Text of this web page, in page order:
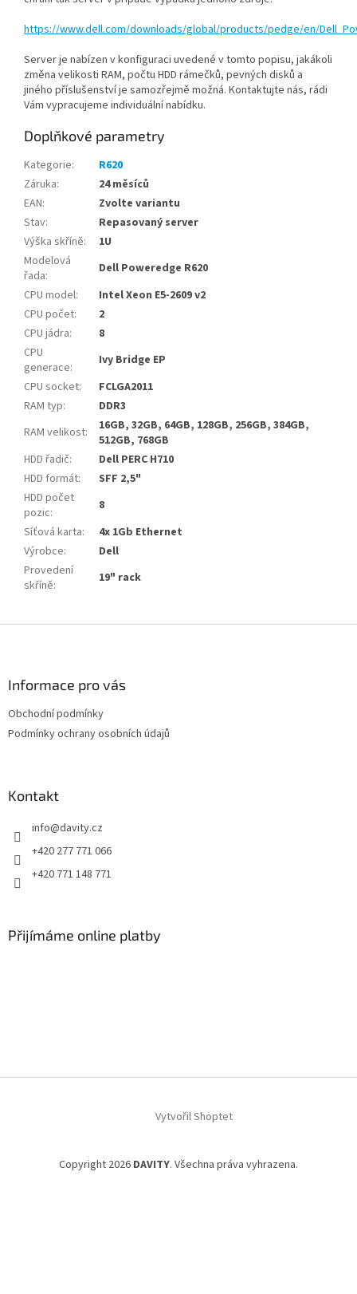
https://www.dell.com/downloads/global/products/pedge/en/
Server je nabízen v konfiguraci uvedené v tomto popisu, jakákoli
změna velikosti RAM, počtu HDD rámečků, pevných disků a
jiného příslušenství je samozřejmě možná. Kontaktujte nás, rádi
Vám vypracujeme individuální nabídku.
Doplňkové parametry
Kategorie:
R620
Záruka:
24 měsíců
EAN:
Zvolte variantu
Stav:
Repasovaný server
Výška skříně:
1U
Modelová
řada:
Dell Poweredge R620
CPU model:
Intel Xeon E5-2609 v2
CPU počet:
2
CPU jádra:
8
CPU
generace:
Ivy Bridge EP
CPU socket:
FCLGA2011
RAM typ:
DDR3
RAM velikost:
16GB, 32GB, 64GB, 128GB, 256GB, 384GB,
512GB, 768GB
HDD řadič:
Dell PERC H710
HDD formát:
SFF 2,5"
HDD počet
pozic:
8
Síťová karta:
4x 1Gb Ethernet
Výrobce:
Dell
Provedení
skříně: 19" rack
Informace pro vás
Obchodní podmínky
Podmínky ochrany osobních údajů
Kontakt
info@davity.cz
+420 277 771 066
+420 771 148 771
Přijímáme online platby
Vytvořil Shoptet
Copyright 2026 DAVITY. Všechna práva vyhrazena.